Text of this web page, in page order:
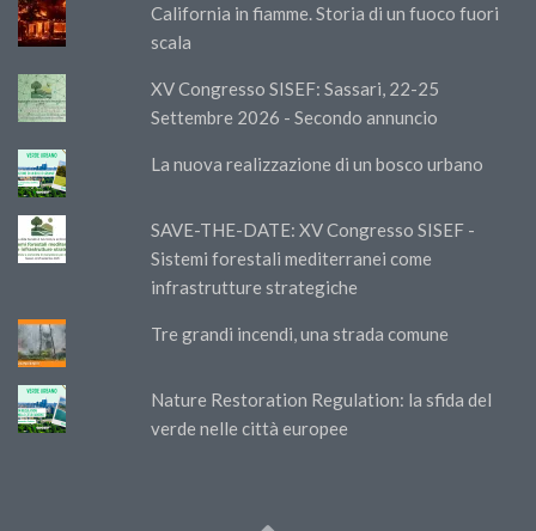
California in fiamme. Storia di un fuoco fuori
scala
XV Congresso SISEF: Sassari, 22-25
Settembre 2026 - Secondo annuncio
La nuova realizzazione di un bosco urbano
SAVE-THE-DATE: XV Congresso SISEF -
Sistemi forestali mediterranei come
infrastrutture strategiche
Tre grandi incendi, una strada comune
Nature Restoration Regulation: la sfida del
verde nelle città europee